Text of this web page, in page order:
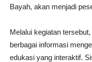
Bayah, akan menjadi
Melalui kegiatan
berbagai informasi
edukasi yang interaktif.